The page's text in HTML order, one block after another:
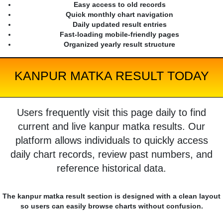
Easy access to old records
Quick monthly chart navigation
Daily updated result entries
Fast-loading mobile-friendly pages
Organized yearly result structure
KANPUR MATKA RESULT TODAY
Users frequently visit this page daily to find
current and live kanpur matka results. Our
platform allows individuals to quickly access
daily chart records, review past numbers, and
reference historical data.
The kanpur matka result section is designed with a clean layout
so users can easily browse charts without confusion.